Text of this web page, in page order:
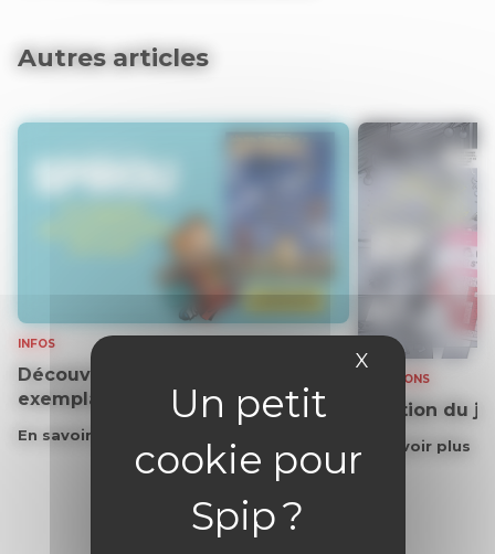
X Masquer le
Autres articles
INFOS
Découvrez gratuitement un
exemplaire du journal !
En savoir plus
SOLUTIONS
Solution du
En savoir plus